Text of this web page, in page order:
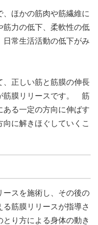
ほかの筋肉や筋繊維に
筋力の低下、柔軟性の低
常生活活動の低下がみ
、正しい筋と筋膜の伸長
筋膜リリースです。 筋
ある一定の方向に伸ばす
に解きほぐしていくこ
ースを施術し、その後の
筋膜リリースが指導さ
り方による身体の動き